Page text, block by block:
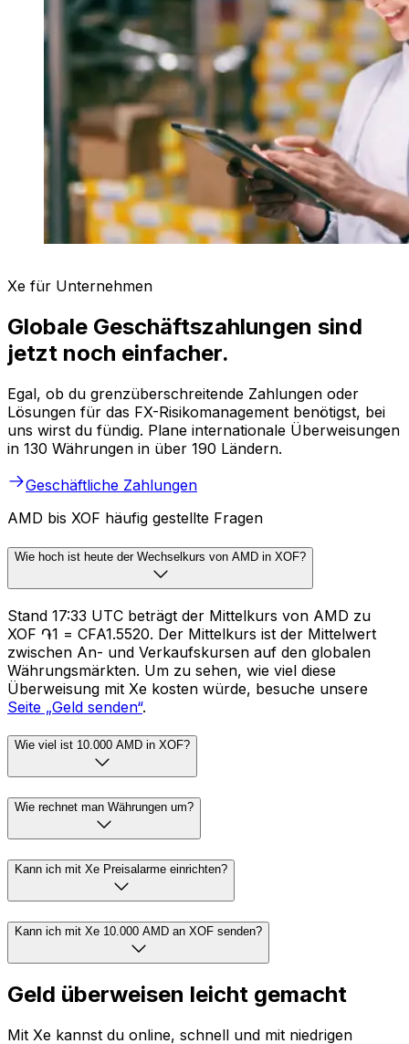
Xe für Unternehmen
Globale Geschäftszahlungen sind
jetzt noch einfacher.
Lösungen für das FX-Risikomanagement benötigst, bei
in 130 Währungen in über 190 Ländern.
Geschäftliche Zahlungen
AMD bis XOF häufig gestellte Fragen
Wie hoch ist heute der Wechselkurs von AMD in XOF?
XOF ֏1 = CFA1.5520. Der Mittelkurs ist der Mittelwert
zwischen An- und Verkaufskursen auf den globalen
Währungsmärkten. Um zu sehen, wie viel diese
Überweisung mit Xe kosten würde, besuche unsere
Seite „Geld senden“.
Kann ich mit Xe 10.000 AMD an XOF senden?